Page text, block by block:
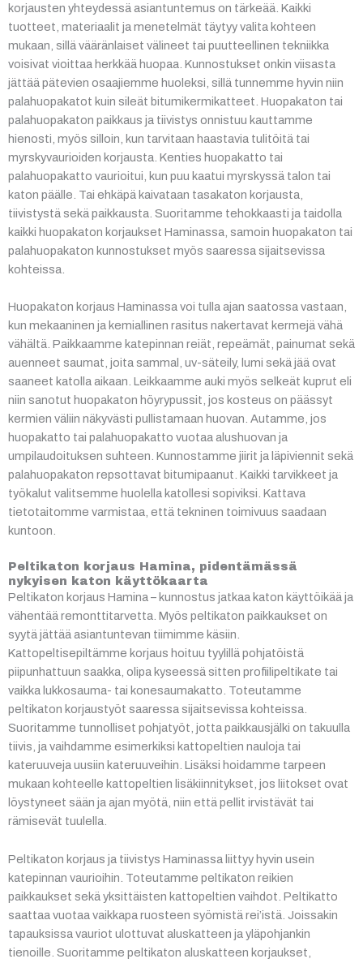
korjausten yhteydessä asiantuntemus on tärkeää. Kaikki
tuotteet, materiaalit ja menetelmät täytyy valita kohteen
mukaan, sillä vääränlaiset välineet tai puutteellinen tekniikka
voisivat vioittaa herkkää huopaa. Kunnostukset onkin viisasta
jättää pätevien osaajiemme huoleksi, sillä tunnemme hyvin niin
palahuopakatot kuin sileät bitumikermikatteet. Huopakaton tai
palahuopakaton paikkaus ja tiivistys onnistuu kauttamme
hienosti, myös silloin, kun tarvitaan haastavia tulitöitä tai
myrskyvaurioiden korjausta. Kenties huopakatto tai
palahuopakatto vaurioitui, kun puu kaatui myrskyssä talon tai
katon päälle. Tai ehkäpä kaivataan tasakaton korjausta,
tiivistystä sekä paikkausta. Suoritamme tehokkaasti ja taidolla
kaikki huopakaton korjaukset Haminassa, samoin huopakaton tai
palahuopakaton kunnostukset myös saaressa sijaitsevissa
kohteissa.
Huopakaton korjaus Haminassa voi tulla ajan saatossa vastaan,
kun mekaaninen ja kemiallinen rasitus nakertavat kermejä vähä
vähältä. Paikkaamme katepinnan reiät, repeämät, painumat sekä
auenneet saumat, joita sammal, uv-säteily, lumi sekä jää ovat
saaneet katolla aikaan. Leikkaamme auki myös selkeät kuprut eli
niin sanotut huopakaton höyrypussit, jos kosteus on päässyt
kermien väliin näkyvästi pullistamaan huovan. Autamme, jos
huopakatto tai palahuopakatto vuotaa alushuovan ja
umpilaudoituksen suhteen. Kunnostamme jiirit ja läpiviennit sekä
palahuopakaton repsottavat bitumipaanut. Kaikki tarvikkeet ja
työkalut valitsemme huolella katollesi sopiviksi. Kattava
tietotaitomme varmistaa, että tekninen toimivuus saadaan
kuntoon.
Peltikaton korjaus Hamina, pidentämässä
nykyisen katon käyttökaarta
Peltikaton korjaus Hamina – kunnostus jatkaa katon käyttöikää ja
vähentää remonttitarvetta. Myös peltikaton paikkaukset on
syytä jättää asiantuntevan tiimimme käsiin.
Kattopeltisepiltämme korjaus hoituu tyylillä pohjatöistä
piipunhattuun saakka, olipa kyseessä sitten profiilipeltikate tai
vaikka lukkosauma- tai konesaumakatto. Toteutamme
peltikaton korjaustyöt saaressa sijaitsevissa kohteissa.
Suoritamme tunnolliset pohjatyöt, jotta paikkausjälki on takuulla
tiivis, ja vaihdamme esimerkiksi kattopeltien nauloja tai
kateruuveja uusiin kateruuveihin. Lisäksi hoidamme tarpeen
mukaan kohteelle kattopeltien lisäkiinnitykset, jos liitokset ovat
löystyneet sään ja ajan myötä, niin että pellit irvistävät tai
rämisevät tuulella.
Peltikaton korjaus ja tiivistys Haminassa liittyy hyvin usein
katepinnan vaurioihin. Toteutamme peltikaton reikien
paikkaukset sekä yksittäisten kattopeltien vaihdot. Peltikatto
saattaa vuotaa vaikkapa ruosteen syömistä rei’istä. Joissakin
tapauksissa vauriot ulottuvat aluskatteen ja yläpohjankin
tienoille. Suoritamme peltikaton aluskatteen korjaukset,